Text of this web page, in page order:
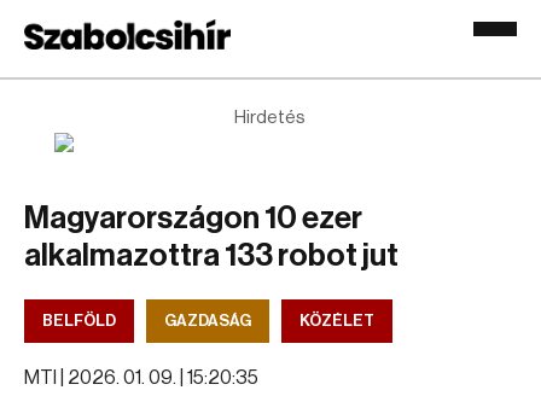
Hirdetés
Magyarországon 10 ezer
alkalmazottra 133 robot jut
BELFÖLD GAZDASÁG KÖZÉLET
MTI | 2026. 01. 09. | 15:20:35